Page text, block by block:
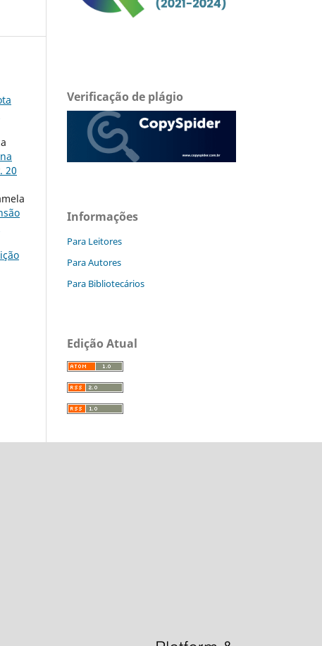
20
Verificação de plágio
Informações
Para Leitores
Para Autores
Para Bibliotecários
Edição Atual